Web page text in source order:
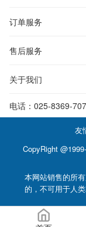
订单服务
售后服务
关于我们
电话： 025-8369-
友
CopyRight
本网站销售的所
的，不可用于人